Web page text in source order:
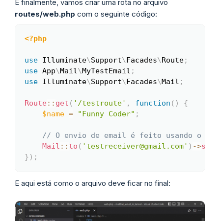
E finalmente, vamos criar uma rota no arquivo
routes/web.php com o seguinte código:
<?php
use Illuminate\Support\ Facades\ Route;
use App\ Mail\ MyTestEmail ;
use Illuminate\Support\ Facades\ Mail ;
Route:: get ( '/testroute' , function ( )
{
$name = "Funny Coder" ;
// O envio de email é feito usando o
Mail :: to ( 'testreceiver@gmail.com' ) ->send
} ) ;
E aqui está como o arquivo deve ficar no final: